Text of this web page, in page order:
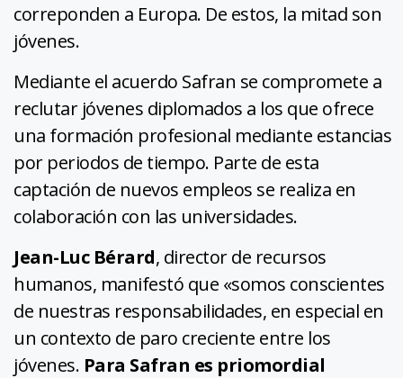
correponden a Europa. De estos, la mitad son
jóvenes.
Mediante el acuerdo Safran se compromete a
reclutar jóvenes diplomados a los que ofrece
una formación profesional mediante estancias
por periodos de tiempo. Parte de esta
captación de nuevos empleos se realiza en
colaboración con las universidades.
Jean-Luc Bérard, director de recursos
humanos, manifestó que «somos conscientes
de nuestras responsabilidades, en especial en
un contexto de paro creciente entre los
jóvenes. Para Safran es priomordial